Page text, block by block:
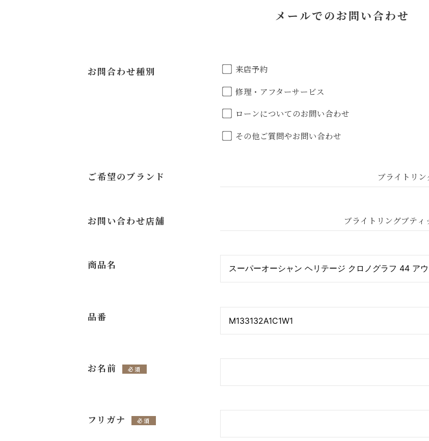
メールでのお問い合わせ
お問合わせ種別 来店予約
修理・アフターサービス
ローンについてのお問い合わせ
その他ご質問やお問い合わせ
ご希望のブランド
お問い合わせ店舗
商品名
品番
お名前 必須
フリガナ 必須